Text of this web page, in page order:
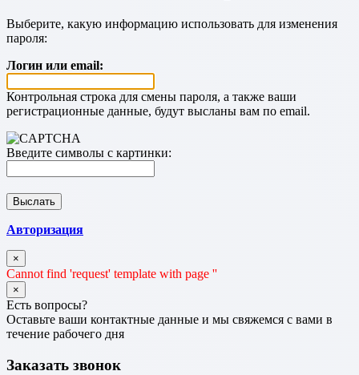
Выберите, какую информацию использовать для изменения
пароля:
Логин или email:
Контрольная строка для смены пароля, а также ваши
регистрационные данные, будут высланы вам по email.
Введите символы с картинки:
Авторизация
×
Cannot find 'request' template with page ''
×
Есть вопросы?
Оставьте ваши контактные данные и мы свяжемся с вами в
течение рабочего дня
Заказать звонок